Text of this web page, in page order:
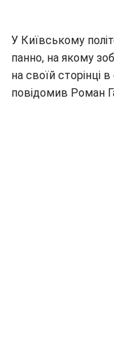
У Київському
панно, на якому
на своїй сторінці
повідомив Роман